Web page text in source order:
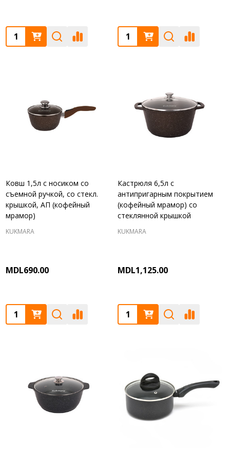
Quantity: Quantity:
Ковш 1,5л с носиком со
съемной ручкой, со стекл.
крышкой, АП (кофейный
мрамор)
KUKMARA
MDL690.00
Quantity:
Кастрюля 6,5л с
антипригарным покрытием
(кофейный мрамор) со
стеклянной крышкой
KUKMARA
MDL1,125.00
Quantity: